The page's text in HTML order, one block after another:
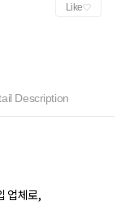
Like
Description
업체로,